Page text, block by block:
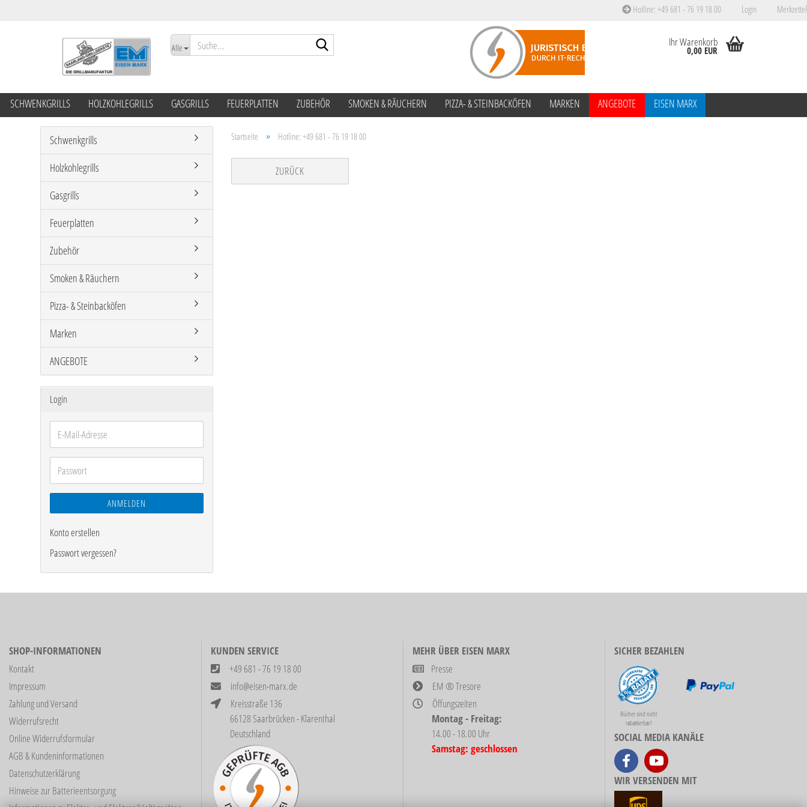
Hotline: +49 681 - 76 19 18 00 Login Merkzettel
Alle Ihr Warenkorb
0,00 EUR
SCHWENKGRILLS HOLZKOHLEGRILLS GASGRILLS FEUERPLATTEN ZUBEHÖR SMOKEN & RÄUCHERN PIZZA- & STEINBACKÖFEN MARKEN ANGEBOTE EISEN MARX
Startseite » Hotline: +49 681 - 76 19 18 00
ZURÜCK
Schwenkgrills
Holzkohlegrills
Gasgrills
Feuerplatten
Zubehör
Smoken & Räuchern
Pizza- & Steinbacköfen
Marken
ANGEBOTE
Login
E-
Mail-
Adresse
Passwort
ANMELDEN
Konto erstellen
Passwort vergessen?
SHOP-INFORMATIONEN
Kontakt
Impressum
Zahlung und Versand
Widerrufsrecht
Online Widerrufsformular
AGB & Kundeninformationen
Datenschutzerklärung
Hinweise zur Batterieentsorgung
KUNDEN SERVICE
+49 681 - 76 19 18 00
info@eisen-marx.de
Kreisstraße 136
66128 Saarbrücken - Klarenthal
Deutschland
MEHR ÜBER EISEN MARX
Presse
EM ® Tresore
Öffungszeiten
Montag - Freitag:
14.00 - 18.00 Uhr
Samstag: geschlossen
SICHER BEZAHLEN
Bücher sind nicht
rabattierbar!
SOCIAL MEDIA KANÄLE
WIR VERSENDEN MIT